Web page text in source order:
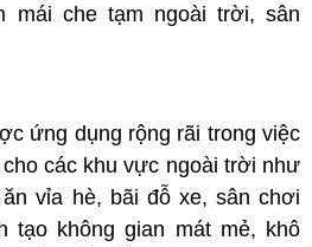
mái che tạm ngoài trời, sân
ứng dụng rộng rãi trong việc
các khu vực ngoài trời như
vỉa hè, bãi đỗ xe, sân chơi
tạo không gian mát mẻ, khô